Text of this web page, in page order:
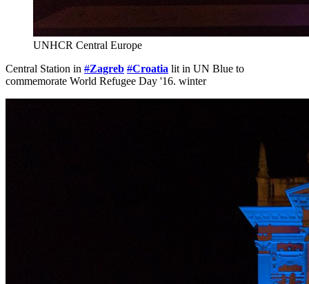
Central Station in #Zagreb #Croatia lit in UN Blue to
commemorate World Refugee Day '16. winter